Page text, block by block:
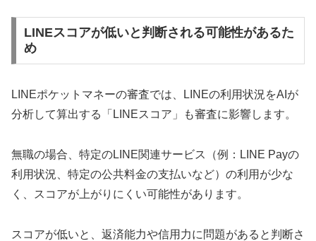
LINEスコアが低いと判断される可能性があるた
め
LINEポケットマネーの審査では、LINEの利用状況をAIが
分析して算出する「LINEスコア」も審査に影響します。
無職の場合、特定のLINE関連サービス（例：LINE Payの
利用状況、特定の公共料金の支払いなど）の利用が少な
く、スコアが上がりにくい可能性があります。
スコアが低いと、返済能力や信用力に問題があると判断さ